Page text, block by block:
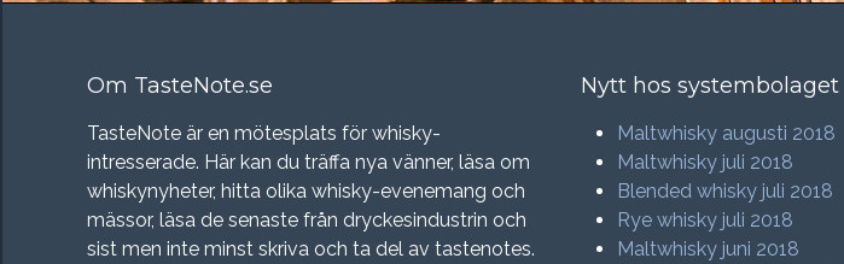
Om TasteNote.se
TasteNote är en mötesplats för whisky-
intresserade. Här kan du träffa nya vänner, läsa om
whiskynyheter, hitta olika whisky-evenemang och
mässor, läsa de senaste från dryckesindustrin och
sist men inte minst skriva och ta del av tastenotes.
Nytt hos systembolaget
Maltwhisky augusti 2018
Maltwhisky juli 2018
Blended whisky juli 2018
Rye whisky juli 2018
Maltwhisky juni 2018